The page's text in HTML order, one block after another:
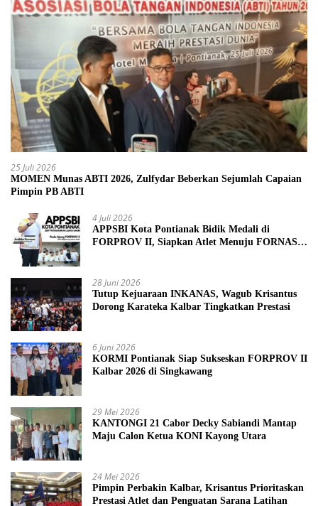
25 Juli 2026
MOMEN Munas ABTI 2026, Zulfydar Beberkan Sejumlah Capaian
Pimpin PB ABTI
4 Juli 2026
APPSBI Kota Pontianak Bidik Medali di
FORPROV II, Siapkan Atlet Menuju FORNAS
28 Juni 2026
Tutup Kejuaraan INKANAS, Wagub Krisantus
Dorong Karateka Kalbar Tingkatkan Prestasi
6 Juni 2026
KORMI Pontianak Siap Sukseskan FORPROV II
Kalbar 2026 di Singkawang
29 Mei 2026
KANTONGI 21 Cabor Decky Sabiandi Mantap
Maju Calon Ketua KONI Kayong Utara
24 Mei 2026
Pimpin Perbakin Kalbar, Krisantus Prioritaskan
Prestasi Atlet dan Penguatan Sarana Latihan